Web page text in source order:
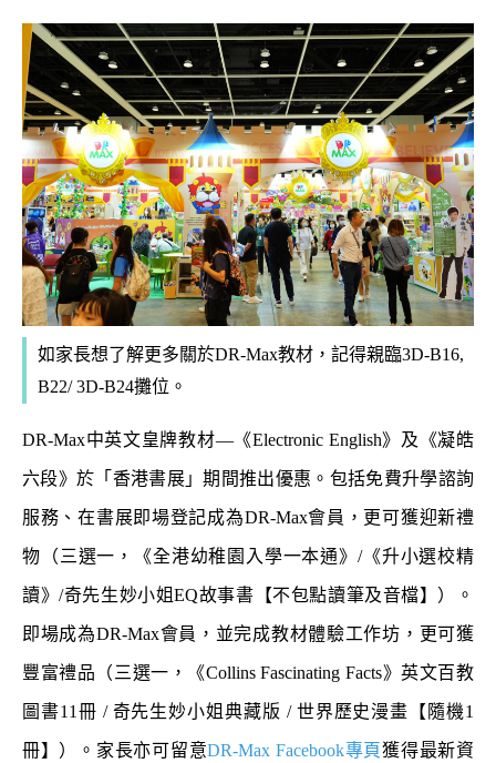
如家長想了解更多關於DR-Max教材，記得親臨3D-B16,
B22/ 3D-B24攤位。
DR-Max中英文皇牌教材—《Electronic English》及《凝皓
六段》於「香港書展」期間推出優惠。包括免費升學諮詢
服務、在書展即場登記成為DR-Max會員，更可獲迎新禮
物（三選一，《全港幼稚園入學一本通》/《升小選校精
讀》/奇先生妙小姐EQ故事書【不包點讀筆及音檔】）。
即場成為DR-Max會員，並完成教材體驗工作坊，更可獲
豐富禮品（三選一，《Collins Fascinating Facts》英文百教
圖書11冊 / 奇先生妙小姐典藏版 / 世界歷史漫畫【隨機1
冊】）。家長亦可留意DR-Max Facebook專頁獲得最新資